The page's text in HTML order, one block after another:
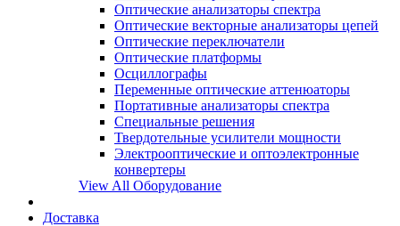
Оптические анализаторы спектра
Оптические векторные анализаторы цепей
Оптические переключатели
Оптические платформы
Осциллографы
Переменные оптические аттенюаторы
Портативные анализаторы спектра
Специальные решения
Твердотельные усилители мощности
Электрооптические и оптоэлектронные
конвертеры
View All Оборудование
Доставка